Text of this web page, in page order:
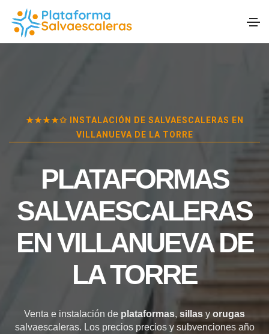
★★★★✩ INSTALACIÓN DE SALVAESCALERAS EN
VILLANUEVA DE LA TORRE
PLATAFORMAS
SALVAESCALERAS
ENVILLANUEVA DE
LA TORRE
Venta e instalación de plataformas, sillas y orugas
salvaescaleras. Los precios precios y subvenciones año